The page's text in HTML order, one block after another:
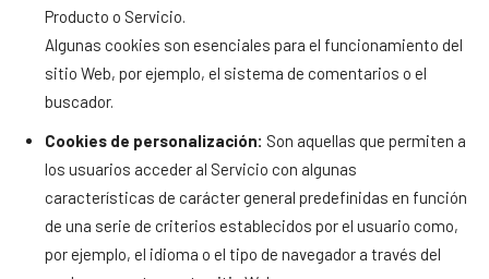
Producto o Servicio.
Algunas cookies son esenciales para el funcionamiento del
sitio Web, por ejemplo, el sistema de comentarios o el
buscador.
Cookies de personalización: Son aquellas que permiten a
los usuarios acceder al Servicio con algunas
características de carácter general predefinidas en función
de una serie de criterios establecidos por el usuario como,
por ejemplo, el idioma o el tipo de navegador a través del